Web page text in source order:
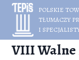
Przejdź
treści
POLSKIE
TŁUMACZY
I
VIII